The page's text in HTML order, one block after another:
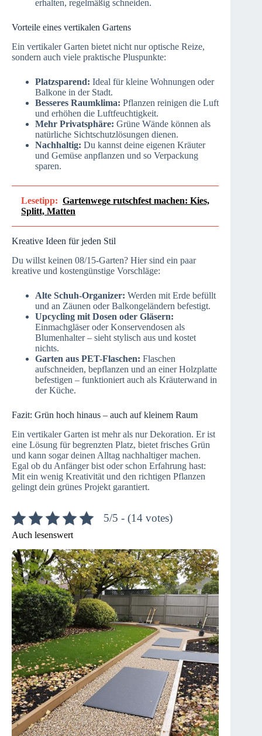
erhalten, regelmäßig schneiden.
Vorteile eines vertikalen Gartens
Ein vertikaler Garten bietet nicht nur optische Reize,
sondern auch viele praktische Pluspunkte:
Platzsparend: Ideal für kleine Wohnungen oder
Balkone in der Stadt.
Besseres Raumklima: Pflanzen reinigen die Luft
und erhöhen die Luftfeuchtigkeit.
Mehr Privatsphäre: Grüne Wände können als
natürliche Sichtschutzlösungen dienen.
Nachhaltig: Du kannst deine eigenen Kräuter
und Gemüse anpflanzen und so Verpackung
sparen.
Lesetipp: Gartenwege rutschfest machen: Kies,
Splitt, Matten
Kreative Ideen für jeden Stil
Du willst keinen 08/15-Garten? Hier sind ein paar
kreative und kostengünstige Vorschläge:
Alte Schuh-Organizer: Werden mit Erde befüllt
und an Zäunen oder Balkongeländern befestigt.
Upcycling mit Dosen oder Gläsern:
Einmachgläser oder Konservendosen als
Blumenhalter – sieht stylisch aus und kostet
nichts.
Garten aus PET-Flaschen: Flaschen
aufschneiden, bepflanzen und an einer Holzplatte
befestigen – funktioniert auch als Kräuterwand in
der Küche.
Fazit: Grün hoch hinaus – auch auf kleinem Raum
Ein vertikaler Garten ist mehr als nur Dekoration. Er ist
eine Lösung für begrenzten Platz, bietet frisches Grün
und kann sogar deinen Alltag nachhaltiger machen.
Egal ob du Anfänger bist oder schon Erfahrung hast:
Mit ein wenig Kreativität und den richtigen Pflanzen
gelingt dein grünes Projekt garantiert.
5/5 - (14 votes)
Auch lesenswert